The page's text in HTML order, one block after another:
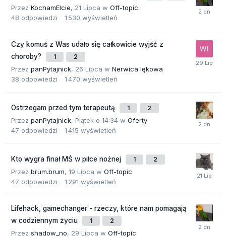
Przez KochamElcie, 21 Lipca w Off-topic
48 odpowiedzi 1 530 wyświetleń
Czy komuś z Was udało się całkowicie wyjść z
choroby?
1 2
Przez panPytajnick, 26 Lipca w Nerwica lękowa
38 odpowiedzi 1 470 wyświetleń
Ostrzegam przed tym terapeutą 1 2
Przez panPytajnick, Piątek o 14:34 w Oferty
47 odpowiedzi 1 415 wyświetleń
Kto wygra finał MŚ w piłce nożnej 1 2
Przez brum.brum, 19 Lipca w Off-topic
47 odpowiedzi 1 291 wyświetleń
Lifehack, gamechanger - rzeczy, które nam pomagają
w codziennym życiu
1 2
Przez shadow_no, 29 Lipca w Off-topic